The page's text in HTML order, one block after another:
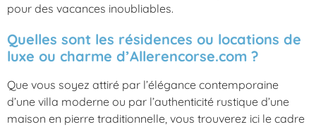
pour des vacances inoubliables.
Quelles sont les résidences ou locations de
luxe ou charme d’Allerencorse.com ?
Que vous soyez attiré par l’élégance contemporaine
d’une villa moderne ou par l’authenticité rustique d’une
maison en pierre traditionnelle, vous trouverez ici le cadre